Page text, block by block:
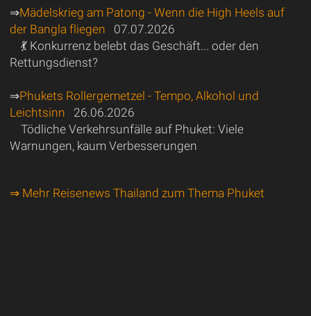
⇒Mädelskrieg am Patong - Wenn die High Heels auf
der Bangla fliegen 07.07.2026
💃 Konkurrenz belebt das Geschäft... oder den
Rettungsdienst?
⇒Phukets Rollergemetzel - Tempo, Alkohol und
Leichtsinn 26.06.2026
Tödliche Verkehrsunfälle auf Phuket: Viele
Warnungen, kaum Verbesserungen
⇒ Mehr Reisenews Thailand zum Thema Phuket